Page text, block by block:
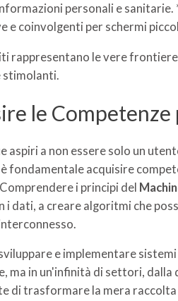
personali e sanitarie.
e coinvolgenti per schermi
rappresentano le vere
stimolanti.
le
aspiri a non essere solo un
fondamentale acquisire
i principi del
i dati, a creare algoritmi che
e implementare
ma in un'infinità di settori,
di trasformare la mera